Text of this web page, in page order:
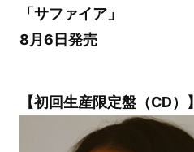
「サファイア」
8月6日発売
【初回生産限定盤（CD）】